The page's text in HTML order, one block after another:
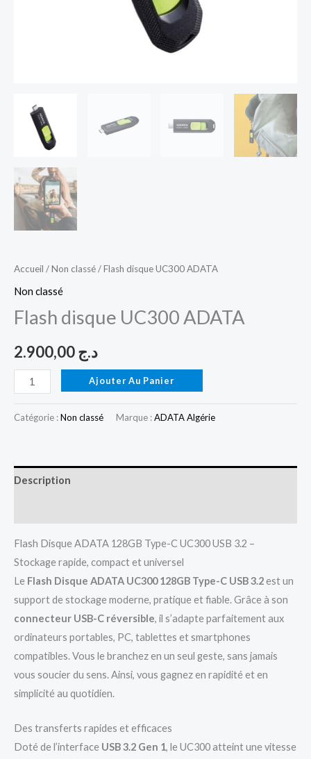
Accueil /Non classé/ Flash disque UC300 ADATA
Non classé
Flash disque UC300 ADATA
د.ج
Ajouter Au Panier
Catégorie :Non classé Marque :ADATA Algérie
Description
Flash Disque ADATA 128GB Type-C UC300 USB 3.2 –
Stockage rapide, compact et universel
Le Flash Disque ADATA UC300 128GB Type-C USB 3.2est un
support de stockage moderne, pratique et fiable. Grâce à son
connecteur USB-C réversible, il s’adapte parfaitement aux
ordinateurs portables, PC, tablettes et smartphones
compatibles. Vous le branchez en un seul geste, sans jamais
vous soucier du sens. Ainsi, vous gagnez en rapidité et en
simplicité au quotidien.
Des transferts rapides et efficaces
Doté de l’interface USB 3.2 Gen 1, le UC300 atteint une vitesse